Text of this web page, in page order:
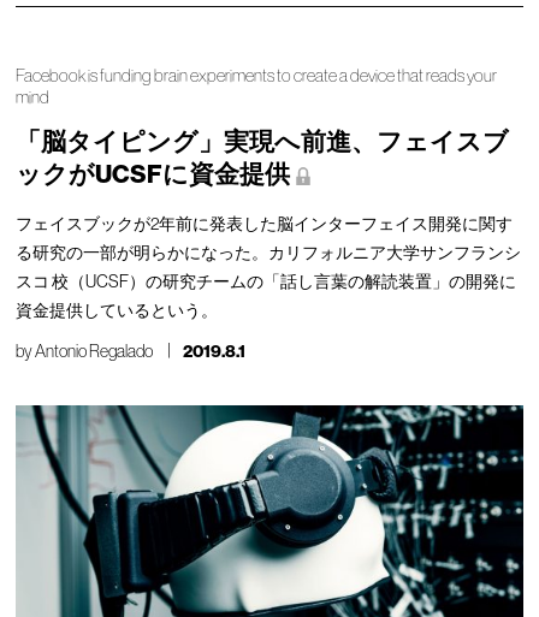
Facebook is funding brain experiments to create a device that reads your
mind
「脳タイピング」実現へ前進、フェイスブ
ックがUCSFに資金提供
フェイスブックが2年前に発表した脳インターフェイス開発に関す
る研究の一部が明らかになった。カリフォルニア大学サンフランシ
スコ 校（UCSF）の研究チームの「話し言葉の解読装置」の開発に
資金提供しているという。
byAntonio Regalado 2019.8.1